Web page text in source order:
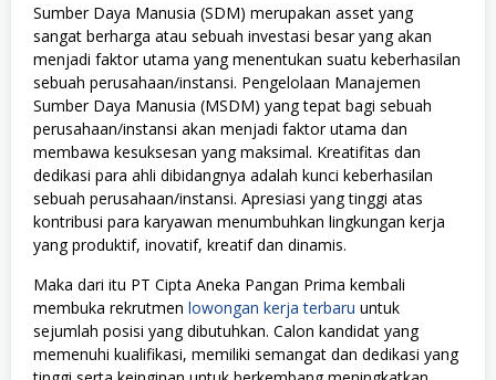
Sumber Daya Manusia (SDM) merupakan asset yang
sangat berharga atau sebuah investasi besar yang akan
menjadi faktor utama yang menentukan suatu keberhasilan
sebuah perusahaan/instansi. Pengelolaan Manajemen
Sumber Daya Manusia (MSDM) yang tepat bagi sebuah
perusahaan/instansi akan menjadi faktor utama dan
membawa kesuksesan yang maksimal. Kreatifitas dan
dedikasi para ahli dibidangnya adalah kunci keberhasilan
sebuah perusahaan/instansi. Apresiasi yang tinggi atas
kontribusi para karyawan menumbuhkan lingkungan kerja
yang produktif, inovatif, kreatif dan dinamis.
Maka dari itu PT Cipta Aneka Pangan Prima kembali
membuka rekrutmen lowongan kerja terbaru untuk
sejumlah posisi yang dibutuhkan. Calon kandidat yang
memenuhi kualifikasi, memiliki semangat dan dedikasi yang